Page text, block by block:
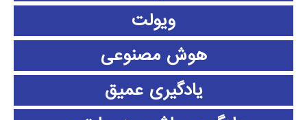
ویولت
هوش مصنوعی
یادگیری عمیق